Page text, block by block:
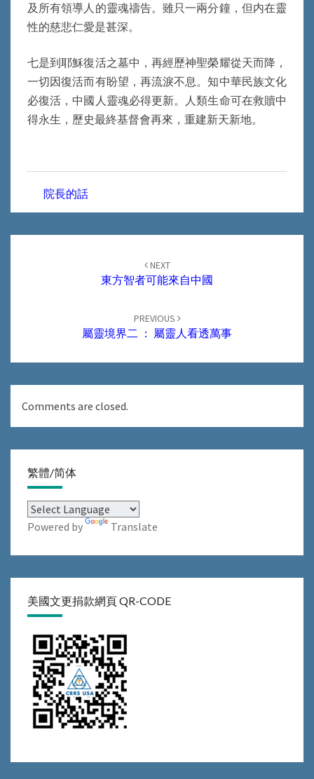
及所有領導人的靈魂禱告。雖只一兩分鐘，但内在靈
性的慈悲仁愛是甚深。
七是到耶穌復活之墓中，再經歷神聖榮耀從天而降，
一切因復活而有盼望，再流淚不息。知中華民族文化
必復活，中國人靈魂必得更新。人類生命可在救贖中
得永生，歷史最終基督會再來，重建新天新地。
院長的話
NEXT
東方智者可能來自中國
PREVIOUS
屬靈境界二 ： 屬靈人看透萬事
Comments are closed.
繁體/简体
Powered by Translate
美國文更捐款網頁 QR-CODE